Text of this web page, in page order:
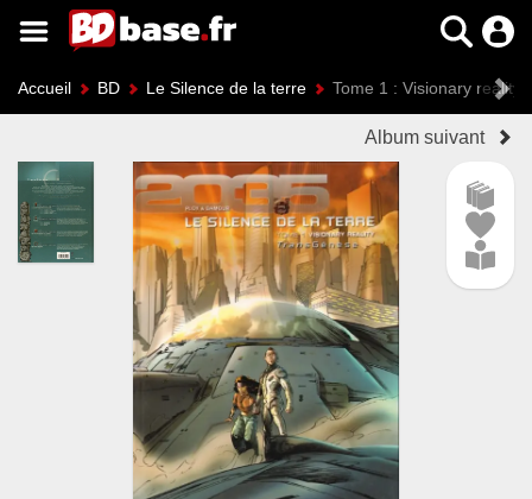
Accueil BD Le Silence de la terre Tome 1 : Visionary reality
Album suivant